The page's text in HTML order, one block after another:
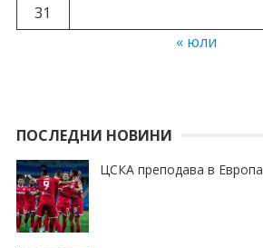
31
« юли
ПОСЛЕДНИ НОВИНИ
ЦСКА преподава в Европа